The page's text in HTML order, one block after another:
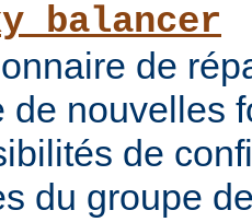
de
de nouvelles
de
du groupe